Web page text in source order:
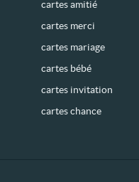
cartes amitié
cartes merci
cartes mariage
cartes bébé
cartes invitation
cartes chance